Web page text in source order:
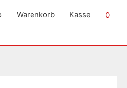
Warenkorb Kasse 0